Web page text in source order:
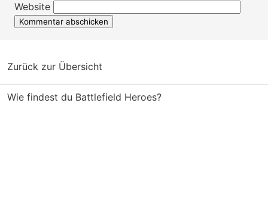
Website
Zurück zur Übersicht
Wie findest du Battlefield Heroes?